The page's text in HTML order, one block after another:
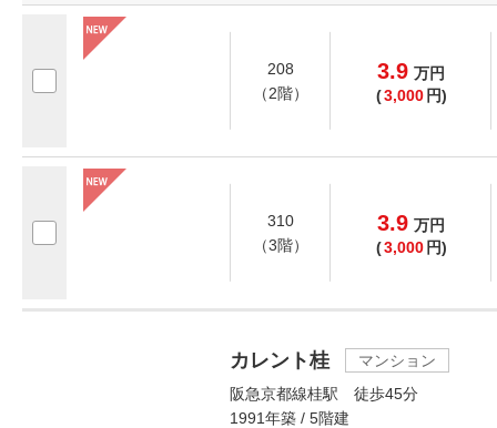
208
（2階）
3.9 万円
(3,000 円)
310
（3階）
3.9 万円
(3,000 円)
カレント桂
マンション
阪急京都線桂駅 徒歩45分
1991年築 / 5階建